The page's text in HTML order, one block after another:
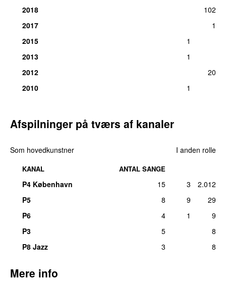
2018
102
2017
1
2015
1
2013
1
2012
20
2010
1
Afspilninger på tværs af kanaler
Som hovedkunstner I anden rolle
KANAL ANTAL SANGE
P4 København 15 3
2.012
P5
8 9
29
P6
4 1
9
P3
5
8
P8 Jazz
3 8
Mere info